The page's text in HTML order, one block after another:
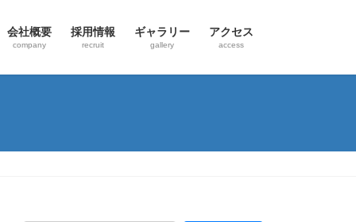
会社概要
company
採用情報
recruit
ギャラリー
gallery
アクセス
access